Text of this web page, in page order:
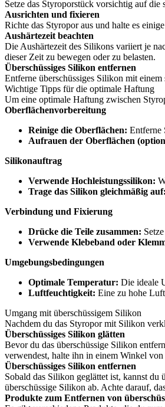
Setze das Styroporstück vorsichtig auf
Ausrichten und fixieren
Richte das Styropor aus und halte es
Aushärtezeit beachten
Die Aushärtezeit des Silikons variiert je
dieser Zeit zu bewegen oder zu belasten.
Überschüssiges Silikon entfernen
Entferne überschüssiges Silikon mit
Wichtige Tipps für die optimale Haftung
Um eine optimale Haftung zwischen
Oberflächenvorbereitung
Reinige die Oberflächen: Entferne
Aufrauen der Oberflächen
Silikonauftrag
Verwende Hochleistungssilikon:
Trage das Silikon gleichmäßig auf:
Verbindung und Fixierung
Drücke die Teile zusammen:
Verwende Klebeband oder
Umgebungsbedingungen
Optimale Temperatur: Die ideale
Luftfeuchtigkeit: Eine zu hohe
Umgang mit überschüssigem Silikon
Nachdem du das Styropor mit Silikon
Überschüssiges Silikon glätten
Bevor du das überschüssige Silikon
verwendest, halte ihn in einem Winkel
Überschüssiges Silikon entfernen
Sobald das Silikon geglättet ist, kannst du
überschüssige Silikon ab. Achte darauf,
Produkte zum Entfernen von